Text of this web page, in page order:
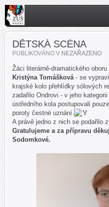
DĚTSKÁ SCÉNA
PUBLIKOVÁNO V NEZAŘAZENO
Žáci literárně-dramatického oboru
Kristýna Tomášková- se
krajské kolo přehlídky sólových
zadařilo Ondrovi - v jeho
ústředního kola postupovali
poroty čestné uznání.
A právě jedno z nich se podařilo
Gratulujeme a za přípravu
Sodomkové.